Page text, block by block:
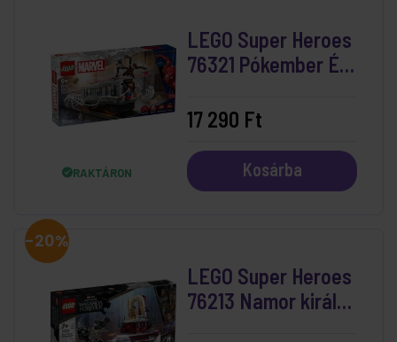
RAKTÁRON
LEGO Super Heroes
76321 Pókember És
Metrókocsiban
17 290 Ft
Kosárba
-20%
LEGO Super Heroes
76213 Namor király